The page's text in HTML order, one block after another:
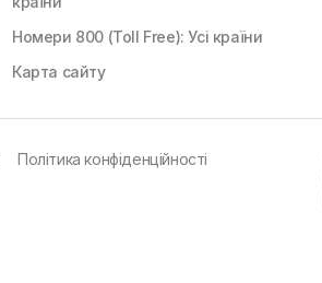
Номери 800 (Toll Free): Усі країни
Карта сайту
Політика конфіденційності